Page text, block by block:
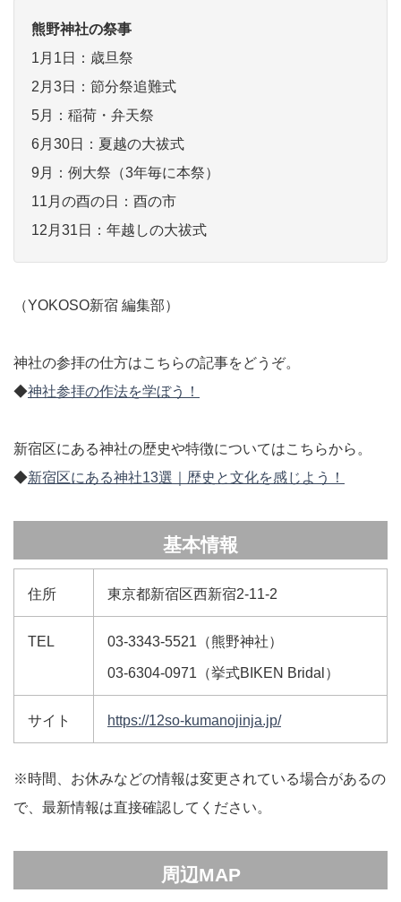
熊野神社の祭事
1月1日：歳旦祭
2月3日：節分祭追難式
5月：稲荷・弁天祭
6月30日：夏越の大祓式
9月：例大祭（3年毎に本祭）
11月の酉の日：酉の市
12月31日：年越しの大祓式
（YOKOSO新宿 編集部）
神社の参拝の仕方はこちらの記事をどうぞ。
◆神社参拝の作法を学ぼう！
新宿区にある神社の歴史や特徴についてはこちらから。
◆新宿区にある神社13選｜歴史と文化を感じよう！
基本情報
住所 東京都新宿区西新宿2-11-2
TEL 03-3343-5521（熊野神社）
03-6304-0971（挙式BIKEN Bridal）
サイト https://12so-kumanojinja.jp/
※時間、お休みなどの情報は変更されている場合があるの
で、最新情報は直接確認してください。
周辺MAP